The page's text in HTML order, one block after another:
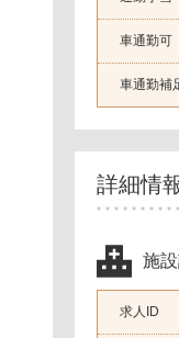
車通勤可
車通勤補
詳細情
施
求人ID